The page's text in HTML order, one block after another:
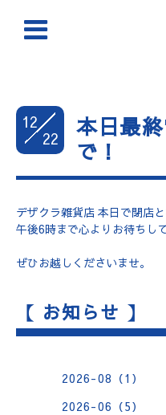
12
22
本日最
で！
デザクラ雑貨店 本日で閉店と
午後6時まで心よりお待ちし
ぜひお越しくださいませ。
【 お知らせ 】
2026-08（1）
2026-06（5）